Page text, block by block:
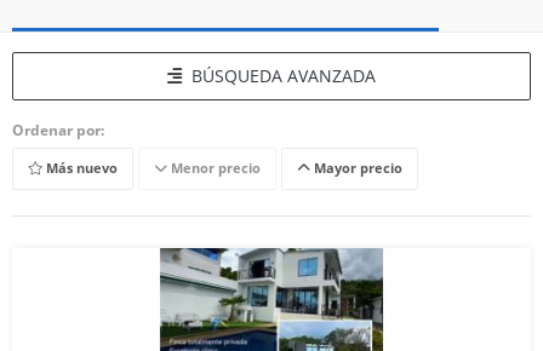
BÚSQUEDA AVANZADA
Ordenar por:
Más nuevo Menor precio Mayor precio